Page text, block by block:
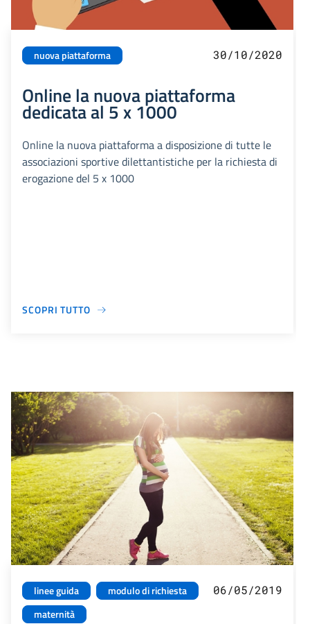
nuova piattaforma 30/10/2020
Online la nuova piattaforma
dedicata al 5 x 1000
Online la nuova piattaforma a disposizione di tutte le
associazioni sportive dilettantistiche per la richiesta di
erogazione del 5 x 1000
SCOPRI TUTTO
linee guida
modulo di richiesta
maternità
06/05/2019